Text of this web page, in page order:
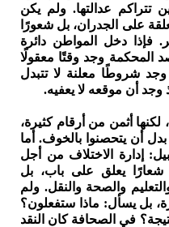
تتراكم عدالتها. ولم يكن
على الجدران، بل شعورًا
فإذا دخل المواطن دائرة
المحكمة وجد وقتًا معقولًا
وجد شروطًا معلنة لا تتبدل
أن موقعه لا يعفيه.
أثمن من أرقام كثيرة،
أن يتحصنوا بالخوف. أما
إدارة الاختلاف من أجل
شعارًا يعلق على باب، بل
والصحة والنقل. ولم
بل يسأل: ماذا ستفعلون؟
في الصحافة كان النقد